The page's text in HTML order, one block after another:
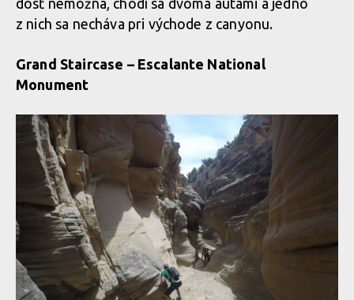
dosť nemožná, chodí sa dvoma autami a jedno
z nich sa necháva pri východe z canyonu.
Grand Staircase – Escalante National
Monument